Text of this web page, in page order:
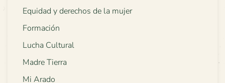
Equidad y derechos de la mujer
Formación
Lucha Cultural
Madre Tierra
Mi Arado